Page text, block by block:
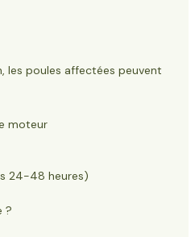
les poules affectées peuvent
moteur
24-48 heures)
?